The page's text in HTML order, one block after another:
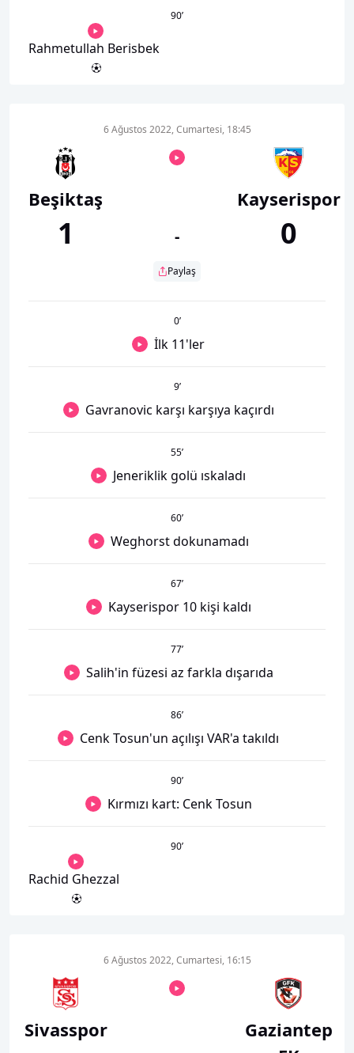
90’
Rahmetullah Berisbek
Beşiktaş
1
6 Ağustos 2022, Cumartesi, 18:45
-
Paylaş
Kayserispor
0
0’
İlk 11'ler
9’
Gavranovic karşı karşıya kaçırdı
55’
Jeneriklik golü ıskaladı
60’
Weghorst dokunamadı
67’
Kayserispor 10 kişi kaldı
77’
Salih'in füzesi az farkla dışarıda
86’
Cenk Tosun'un açılışı VAR'a takıldı
90’
Kırmızı kart: Cenk Tosun
90’
Rachid Ghezzal
Sivasspor
6 Ağustos 2022, Cumartesi, 16:15
Gaziantep